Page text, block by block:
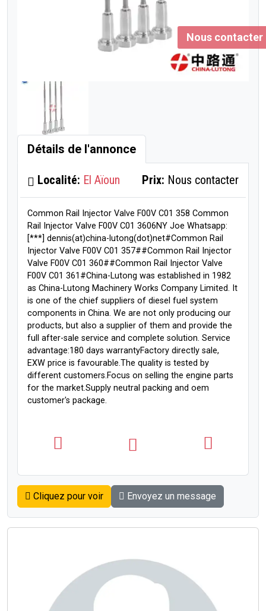
Nous contacter
Détails de l'annonce
Localité: El Aïoun Prix: Nous contacter
Common Rail Injector Valve F00V C01 358 Common
Rail Injector Valve F00V C01 3606NY Joe Whatsapp:
[***] dennis(at)china-lutong(dot)net#Common Rail
Injector Valve F00V C01 357##Common Rail Injector
Valve F00V C01 360##Common Rail Injector Valve
F00V C01 361#China-Lutong was established in 1982
as China-Lutong Machinery Works Company Limited. It
is one of the chief suppliers of diesel fuel system
components in China. We are not only producing our
products, but also a supplier of them and provide the
full after-sale service and complete solution. Service
advantage:180 days warrantyFactory directly sale,
EXW price is favourable.The quality is tested by
different customers.Focus on selling the engine parts
for the market.Supply neutral packing and oem
customer's package.
Cliquez pour voir Envoyez un message